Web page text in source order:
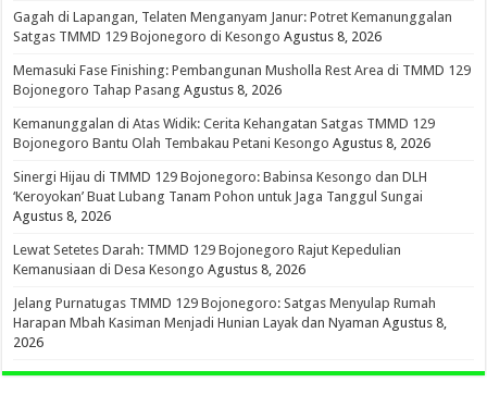
Gagah di Lapangan, Telaten Menganyam Janur: Potret Kemanunggalan
Satgas TMMD 129 Bojonegoro di Kesongo Agustus 8, 2026
Memasuki Fase Finishing: Pembangunan Musholla Rest Area di TMMD 129
Bojonegoro Tahap Pasang Agustus 8, 2026
Kemanunggalan di Atas Widik: Cerita Kehangatan Satgas TMMD 129
Bojonegoro Bantu Olah Tembakau Petani Kesongo Agustus 8, 2026
Sinergi Hijau di TMMD 129 Bojonegoro: Babinsa Kesongo dan DLH
‘Keroyokan’ Buat Lubang Tanam Pohon untuk Jaga Tanggul Sungai
Agustus 8, 2026
Lewat Setetes Darah: TMMD 129 Bojonegoro Rajut Kepedulian
Kemanusiaan di Desa Kesongo Agustus 8, 2026
Jelang Purnatugas TMMD 129 Bojonegoro: Satgas Menyulap Rumah
Harapan Mbah Kasiman Menjadi Hunian Layak dan Nyaman Agustus 8,
2026